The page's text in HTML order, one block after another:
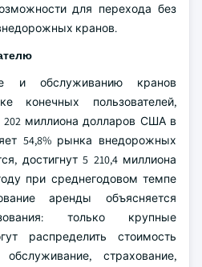
для перехода без
кранов.
и обслуживанию кранов
конечных пользователей,
миллиона долларов США в
54,8% рынка внедорожных
достигнут 5 210,4 миллиона
при среднегодовом темпе
аренды объясняется
только крупные
распределить стоимость
страхование,